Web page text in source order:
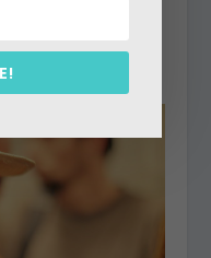
z Nauczycielem